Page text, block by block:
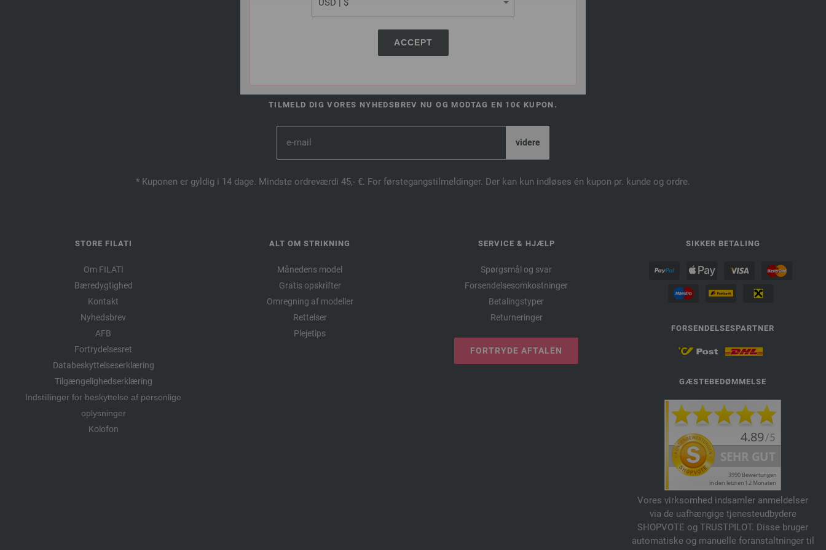
ACCEPT
FILATI ONLINE-SHOP
TILMELD DIG VORES NYHEDSBREV NU OG MODTAG EN 10€ KUPON.
* Kuponen er gyldig i 14 dage. Mindste ordreværdi 45,- €. For førstegangstilmeldinger. Der kan kun indløses én kupon pr. kunde og ordre.
STORE FILATI
Om FILATI
Bæredygtighed
Kontakt
Nyhedsbrev
AFB
Fortrydelsesret
Databeskyttelseserklæring
Tilgængelighedserklæring
Indstillinger for beskyttelse af personlige
oplysninger
Kolofon
ALT OM STRIKNING
Månedens model
Gratis opskrifter
Omregning af modeller
Rettelser
Plejetips
SERVICE & HJÆLP
Spørgsmål og svar
Forsendelsesomkostninger
Betalingstyper
Returneringer
FORTRYDE AFTALEN
SIKKER BETALING
FORSENDELSESPARTNER
GÆSTEBEDØMMELSE
Vores virksomhed indsamler anmeldelser
via de uafhængige tjenesteudbydere
SHOPVOTE og TRUSTPILOT. Disse bruger
automatiske og manuelle foranstaltninger til